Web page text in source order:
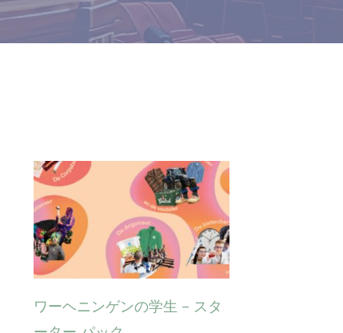
ワーヘニンゲンの学生 – スタ